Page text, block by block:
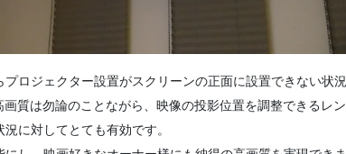
ロジェクター設置がスクリーンの正面に設置できない状況
画質は勿論のことながら、映像の投影位置を調整できるレン
に対してとても有効です。